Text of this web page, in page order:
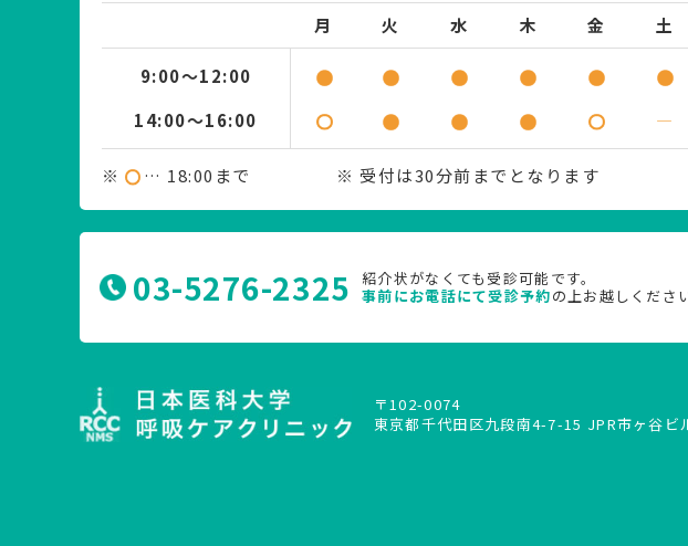
月 火 水 木 金 土
9:00～12:00
14:00～16:00
―
※ … 18:00まで ※ 受付は30分前までとなります
紹介状がなくても受診可能です。
事前にお電話にて受診予約の上お越しくださ
03-5276-2325
〒102-0074
東京都千代田区九段南4-7-15 JPR市ヶ谷ビ